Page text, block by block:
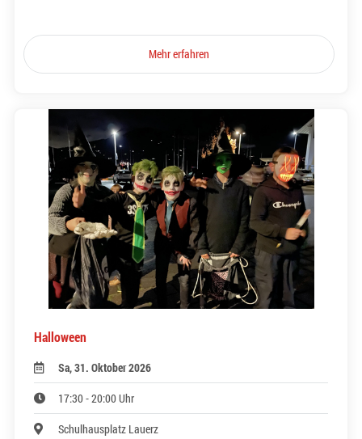
Mehr erfahren
Halloween
Sa, 31. Oktober 2026
17:30 - 20:00 Uhr
Schulhausplatz Lauerz